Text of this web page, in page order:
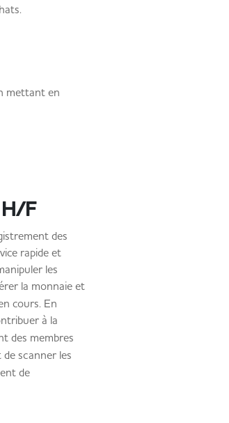
mettant en
F
des
rapide et
les
la monnaie et
cours. En
à la
des membres
scanner les
de